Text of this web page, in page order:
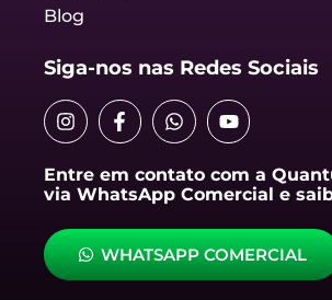
Blog
Siga-nos nas Redes Sociais
I
n
s
t
a
g
r
a
m
F
a
c
e
b
o
o
k
-
f
W
h
a
t
s
a
p
p
Y
o
u
t
u
b
e
Entre em contato com a
via WhatsApp Comercial e
WHATSAPP COMERCIAL